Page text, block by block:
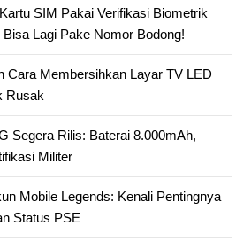
SIM Pakai Verifikasi Biometrik
Lagi Pake Nomor Bodong!
Cara Membersihkan Layar TV LED
Rusak
Segera Rilis: Baterai 8.000mAh,
Militer
Mobile Legends: Kenali Pentingnya
Status PSE